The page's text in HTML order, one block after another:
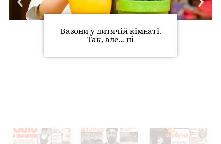
Вазони у дитячій кімнаті.
Так, але… ні